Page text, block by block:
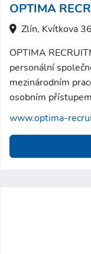
OPTIMA
Zlín, Kvítkova
OPTIMA
personální
mezinárodním
osobním
www.optima-